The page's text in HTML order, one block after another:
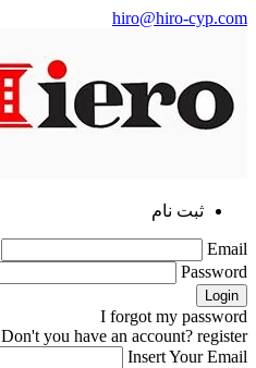
hiro@hiro-cyp.com
ثبت نام
Email
Password
I forgot my password
Don't you have an account? register
Insert Your Email